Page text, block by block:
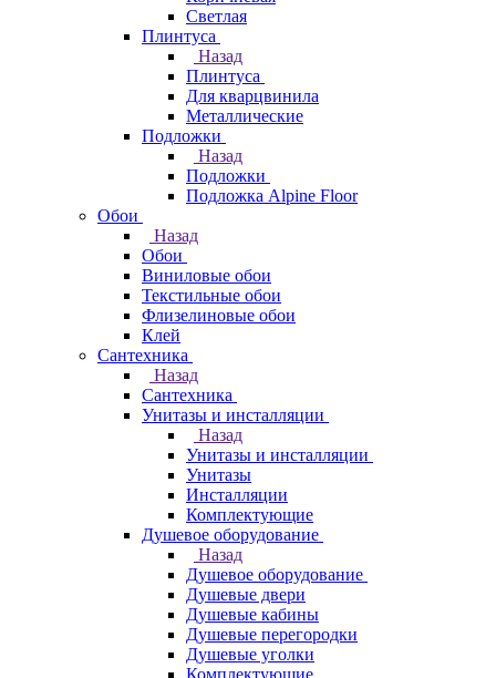
Светлая
Плинтуса
Назад
Плинтуса
Для кварцвинила
Металлические
Подложки
Назад
Подложки
Подложка Alpine Floor
Обои
Назад
Обои
Виниловые обои
Текстильные обои
Флизелиновые обои
Клей
Сантехника
Назад
Сантехника
Унитазы и инсталляции
Назад
Унитазы и инсталляции
Унитазы
Инсталляции
Комплектующие
Душевое оборудование
Назад
Душевое оборудование
Душевые двери
Душевые кабины
Душевые перегородки
Душевые уголки
Комплектующие